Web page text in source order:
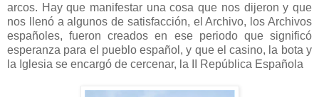
arcos. Hay que manifestar una cosa que nos dijeron y que
nos llenó a algunos de satisfacción, el Archivo, los Archivos
españoles, fueron creados en ese periodo que significó
esperanza para el pueblo español, y que el casino, la bota y
la Iglesia se encargó de cercenar, la II República Española